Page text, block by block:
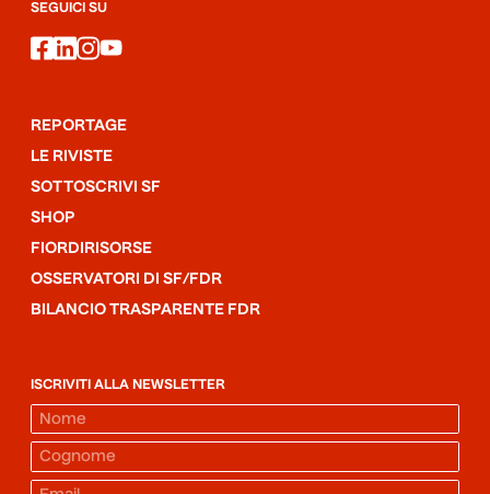
SEGUICI SU
facebook
linkedin
instagram
youtube
REPORTAGE
LE RIVISTE
SOTTOSCRIVI SF
SHOP
FIORDIRISORSE
OSSERVATORI DI SF/FDR
BILANCIO TRASPARENTE FDR
ISCRIVITI ALLA NEWSLETTER